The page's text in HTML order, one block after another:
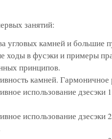
занятий:
угловых камней и большие
ходы в фусэки и примеры
принципов.
камней. Гармоничное
использование дзесэки
использование дзесэки